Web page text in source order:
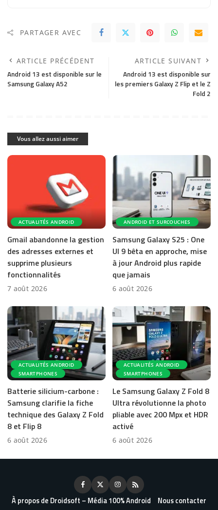
PARTAGER AVEC
ARTICLE PRÉCÉDENT
Android 13 est disponible sur le
Samsung Galaxy A52
ARTICLE SUIVANT
Android 13 est disponible sur
les premiers Galaxy Z Flip et le Z
Fold 2
Vous allez aussi aimer
ACTUALITÉS ANDROID
Gmail abandonne la gestion
des adresses externes et
supprime plusieurs
fonctionnalités
7 août 2026
ANDROID ET SURCOUCHES
Samsung Galaxy S25 : One
UI 9 bêta en approche, mise
à jour Android plus rapide
que jamais
6 août 2026
ACTUALITÉS ANDROID
SMARTPHONES
Batterie silicium-carbone :
Samsung clarifie la fiche
technique des Galaxy Z Fold
8 et Flip 8
6 août 2026
ACTUALITÉS ANDROID
SMARTPHONES
Le Samsung Galaxy Z Fold 8
Ultra révolutionne la photo
pliable avec 200 Mpx et HDR
activé
6 août 2026
À propos de Droidsoft – Média 100% Android
Nous contacter